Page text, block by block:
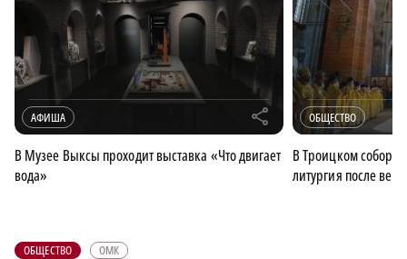
АФИША r
В Музее Выксы проходит выставка «Что двигает
вода»
ОБЩЕСТВО
В Троицком
литургия после
ОБЩЕСТВО ОМК